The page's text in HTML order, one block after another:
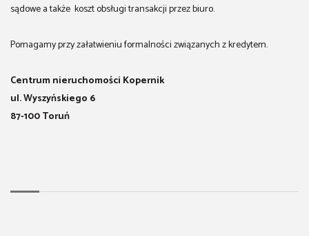
sądowe a także koszt obsługi transakcji przez biuro.
Pomagamy przy załatwieniu formalności związanych z kredytem.
Centrum nieruchomości Kopernik
ul. Wyszyńskiego 6
87-100 Toruń